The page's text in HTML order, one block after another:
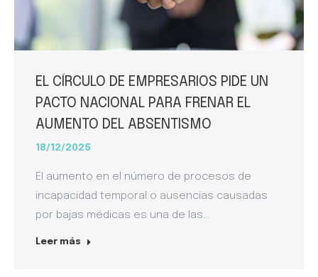
EL CÍRCULO DE EMPRESARIOS PIDE UN
PACTO NACIONAL PARA FRENAR EL
AUMENTO DEL ABSENTISMO
18/12/2025
El aumento en el número de procesos de
incapacidad temporal o ausencias causadas
por bajas médicas es una de las…
Leer más